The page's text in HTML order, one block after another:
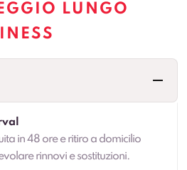
LUNGO
in 48 ore e ritiro a domicilio
rinnovi e sostituzioni.